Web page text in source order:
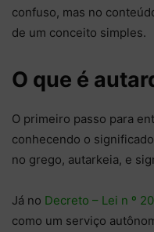
confuso, mas no
de um conceito simples.
O que é
O primeiro passo para
conhecendo o
no grego, autarkeia, e
Já no Decreto – Lei n º
como um serviço